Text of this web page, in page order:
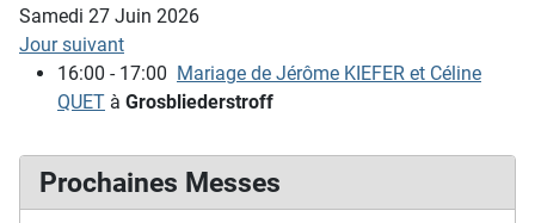
Samedi 27 Juin 2026
Jour suivant
16:00 - 17:00 Mariage de Jérôme KIEFER et Céline
QUET à Grosbliederstroff
Prochaines Messes